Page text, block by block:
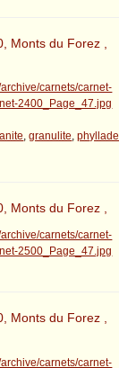
Monts du Forez ,
,granulite,phyllade
Monts du Forez ,
Monts du Forez ,